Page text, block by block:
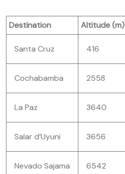
Destination Altitude (m)
Santa Cruz 416
Cochabamba 2558
La Paz 3640
Salar d’Uyuni 3656
Nevado Sajama 6542